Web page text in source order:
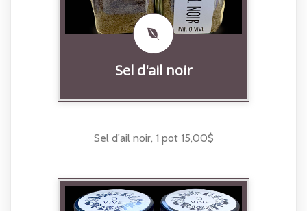
Sel d'ail noir
Sel d'ail noir, 1 pot 15,00$